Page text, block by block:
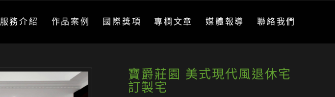
服務介紹 作品案例 國際獎項 專欄文章 媒體報導 聯絡我們
寶爵莊園 美式現代風退休宅
訂製宅